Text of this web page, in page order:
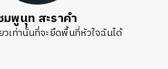
มพูนุท สะราคำ
วเท่านั้นที่จะยึดพื้นที่หัวใจฉันได้